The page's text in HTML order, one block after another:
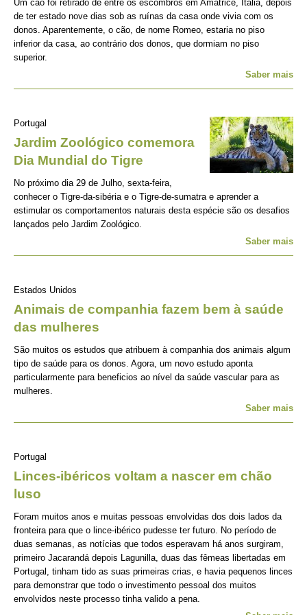
Um cão foi retirado de entre os escombros em Amatrice, Itália, depois
de ter estado nove dias sob as ruínas da casa onde vivia com os
donos. Aparentemente, o cão, de nome Romeo, estaria no piso
inferior da casa, ao contrário dos donos, que dormiam no piso
superior.
Saber mais
Portugal
Jardim Zoológico comemora
Dia Mundial do Tigre
No próximo dia 29 de Julho, sexta-feira,
conhecer o Tigre-da-sibéria e o Tigre-de-sumatra e aprender a
estimular os comportamentos naturais desta espécie são os desafios
lançados pelo Jardim Zoológico.
Saber mais
Estados Unidos
Animais de companhia fazem bem à saúde
das mulheres
São muitos os estudos que atribuem à companhia dos animais algum
tipo de saúde para os donos. Agora, um novo estudo aponta
particularmente para beneficios ao nível da saúde vascular para as
mulheres.
Saber mais
Portugal
Linces-ibéricos voltam a nascer em chão
luso
Foram muitos anos e muitas pessoas envolvidas dos dois lados da
fronteira para que o lince-ibérico pudesse ter futuro. No período de
duas semanas, as notícias que todos esperavam há anos surgiram,
primeiro Jacarandá depois Lagunilla, duas das fêmeas libertadas em
Portugal, tinham tido as suas primeiras crias, e havia pequenos linces
para demonstrar que todo o investimento pessoal dos muitos
envolvidos neste processo tinha valido a pena.